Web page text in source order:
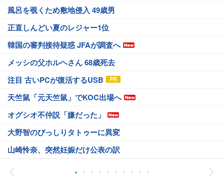
風呂を覗くため敷地侵入 49歳男
正直しんどい夏のレジャー1位
韓国の審判接待疑惑 JFAが調査へ
メッシの父ホルヘさん 68歳死去
注目 古いPCが復活するUSB
天竺鼠「元天竺鼠」でKOC出場へ
オグシオ不仲説「嫌だった」
大野智のびっしりタトゥーに異変
山崎怜奈、突然妊娠だけ公表の訳